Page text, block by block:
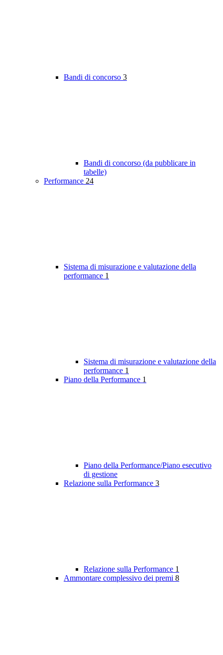
Bandi di concorso 3
Bandi di concorso (da pubblicare in
tabelle)
Performance 24
Sistema di misurazione e valutazione della
performance 1
Sistema di misurazione e valutazione della
performance 1
Piano della Performance 1
Piano della Performance/Piano esecutivo
di gestione
Relazione sulla Performance 3
Relazione sulla Performance 1
Ammontare complessivo dei premi 8